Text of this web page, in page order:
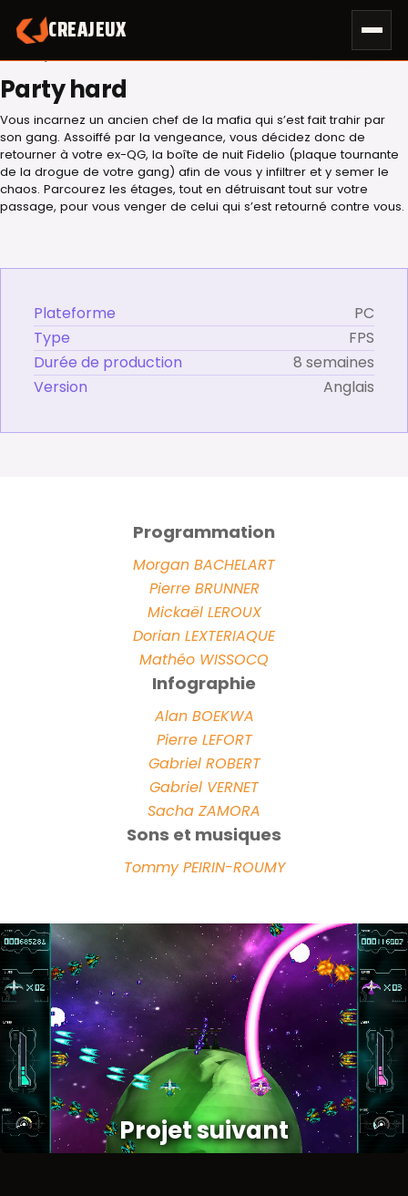
content
CREAJEUX
Party hard
Vous incarnez un ancien chef de la mafia qui s’est fait trahir par
son gang. Assoiffé par la vengeance, vous décidez donc de
retourner à votre ex-QG, la boîte de nuit Fidelio (plaque tournante
de la drogue de votre gang) afin de vous y infiltrer et y semer le
chaos. Parcourez les étages, tout en détruisant tout sur votre
passage, pour vous venger de celui qui s’est retourné contre vous.
Plateforme
PC
Type
FPS
Durée de production
8 semaines
Version
Anglais
Programmation
Morgan BACHELART
Pierre BRUNNER
Mickaël LEROUX
Dorian LEXTERIAQUE
Mathéo WISSOCQ
Infographie
Alan BOEKWA
Pierre LEFORT
Gabriel ROBERT
Gabriel VERNET
Sacha ZAMORA
Sons et musiques
Tommy PEIRIN-ROUMY
Projet suivant